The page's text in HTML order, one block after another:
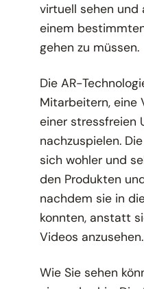
virtuell sehen und
einem
gehen zu müssen.
Die AR-
Mitarbeitern, eine
einer stressfreien
nachzuspielen.
sich wohler und
den Produkten
nachdem sie in
konnten, anstatt
Videos anzusehen.
Wie Sie sehen